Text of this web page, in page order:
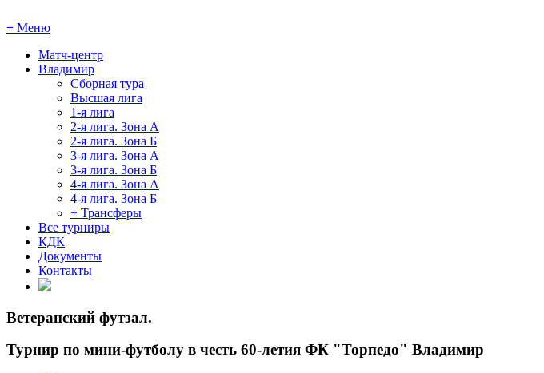
≡ Меню
Матч-центр
Владимир
Сборная тура
Высшая лига
1-я лига
2-я лига. Зона А
2-я лига. Зона Б
3-я лига. Зона А
3-я лига. Зона Б
4-я лига. Зона А
4-я лига. Зона Б
+ Трансферы
Все турниры
КДК
Документы
Контакты
Ветеранский футзал.
Турнир по мини-футболу в честь 60-летия ФК "Торпедо" Владимир